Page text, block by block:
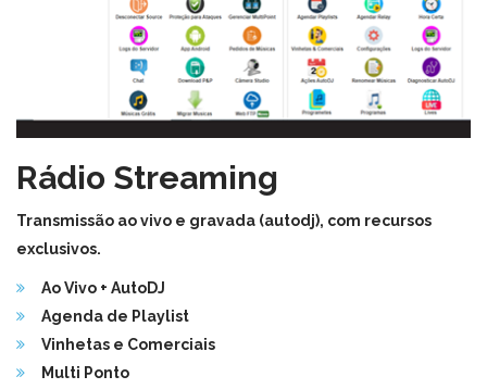
Rádio Streaming
Transmissão ao vivo e gravada (autodj), com recursos
exclusivos.
Ao Vivo + AutoDJ
Agenda de Playlist
Vinhetas e Comerciais
Multi Ponto